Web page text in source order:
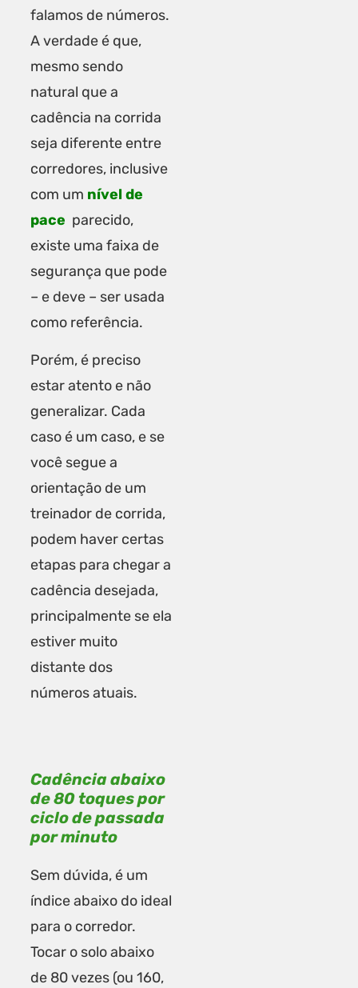
falamos de números.
A verdade é que,
mesmo sendo
natural que a
cadência na corrida
seja diferente entre
corredores, inclusive
com um nível de
pace parecido,
existe uma faixa de
segurança que pode
– e deve – ser usada
como referência.
Porém, é preciso
estar atento e não
generalizar. Cada
caso é um caso, e se
você segue a
orientação de um
treinador de corrida,
podem haver certas
etapas para chegar a
cadência desejada,
principalmente se ela
estiver muito
distante dos
números atuais.
Cadência abaixo
de 80 toques por
ciclo de passada
por minuto
Sem dúvida, é um
índice abaixo do ideal
para o corredor.
Tocar o solo abaixo
de 80 vezes (ou 160,